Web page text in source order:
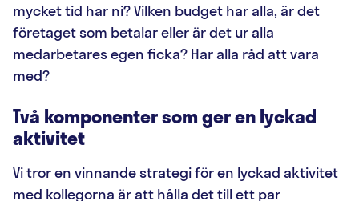
mycket tid har ni? Vilken budget har alla, är det
företaget som betalar eller är det ur alla
medarbetares egen ficka? Har alla råd att vara
med?
Två komponenter som ger en lyckad
aktivitet
Vi tror en vinnande strategi för en lyckad aktivitet
med kollegorna är att hålla det till ett par